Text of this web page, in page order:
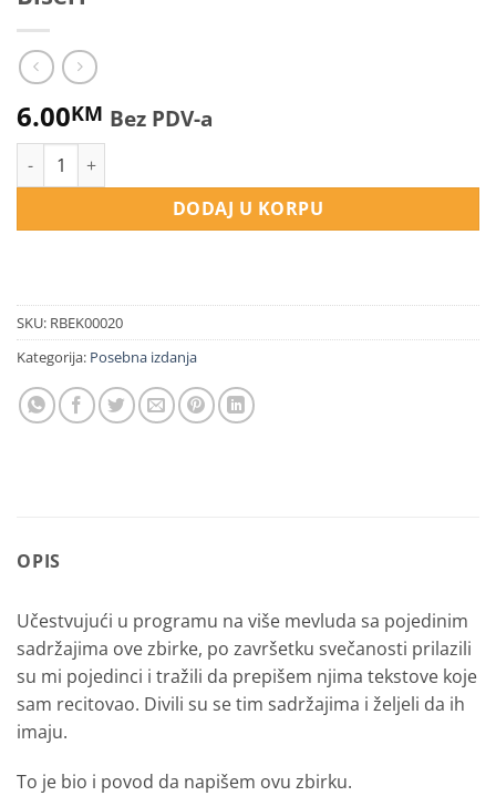
6.00KM Bez PDV-a
Biseri količina
DODAJ U KORPU
SKU: RBEK00020
Kategorija: Posebna izdanja
OPIS
Učestvujući u programu na više mevluda sa pojedi­nim
sadržajima ove zbirke, po završetku svečanosti prilazili
su mi pojedinci i tražili da prepišem njima tek­stove koje
sam recitovao. Divili su se tim sadržajima i željeli da ih
imaju.
To je bio i povod da napišem ovu zbirku.